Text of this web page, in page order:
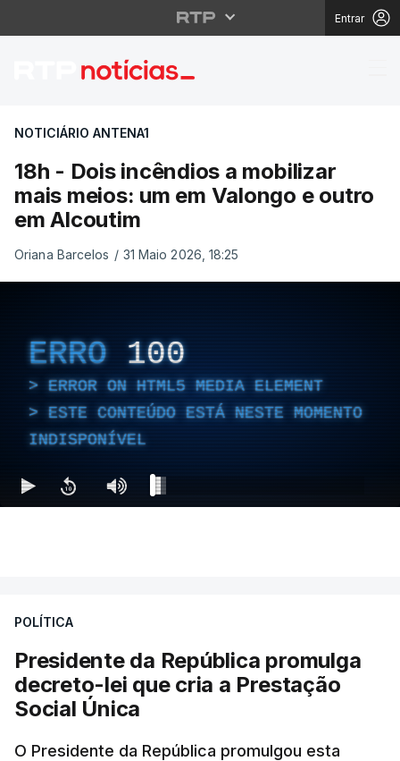
Entrar
18h - Dois incêndios
NOTICIÁRIO ANTENA1
18h - Dois incêndios a mobilizar
mais meios: um em Valongo e outro
em Alcoutim
Oriana Barcelos / 31 Maio 2026, 18:25
ERRO 100
ERROR ON HTML5 MEDIA ELEMENT
ESTE CONTEÚDO ESTÁ NESTE MOMENTO
INDISPONÍVEL
POLÍTICA
Presidente da República promulga
decreto-lei que cria a Prestação
Social Única
O Presidente da República promulgou esta